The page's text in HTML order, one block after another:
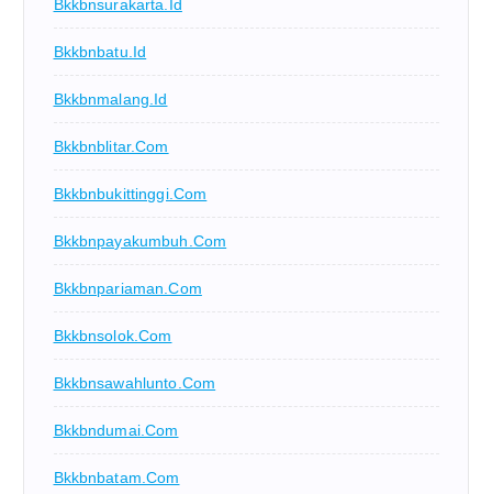
Bkkbnsurakarta.id
Bkkbnbatu.id
Bkkbnmalang.id
Bkkbnblitar.com
Bkkbnbukittinggi.com
Bkkbnpayakumbuh.com
Bkkbnpariaman.com
Bkkbnsolok.com
Bkkbnsawahlunto.com
Bkkbndumai.com
Bkkbnbatam.com